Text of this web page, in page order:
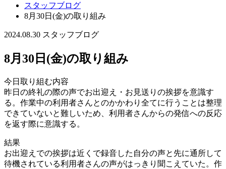
スタッフブログ
8月30日(金)の取り組み
2024.08.30 スタッフブログ
8月30日(金)の取り組み
今日取り組む内容
昨日の終礼の際の声でお出迎え・お見送りの挨拶を意識す
る。作業中の利用者さんとのかかわり全てに行うことは整理
できていないと難しいため、利用者さんからの発信への反応
を返す際に意識する。
結果
お出迎えでの挨拶は近くで録音した自分の声と先に通所して
待機されている利用者さんの声がはっきり聞こえていた。作